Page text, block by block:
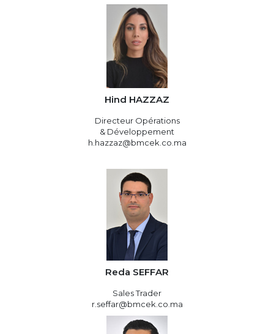
Hind HAZZAZ
Directeur Opérations
& Développement
h.hazzaz@bmcek.co.ma
Reda SEFFAR
Sales Trader
r.seffar@bmcek.co.ma